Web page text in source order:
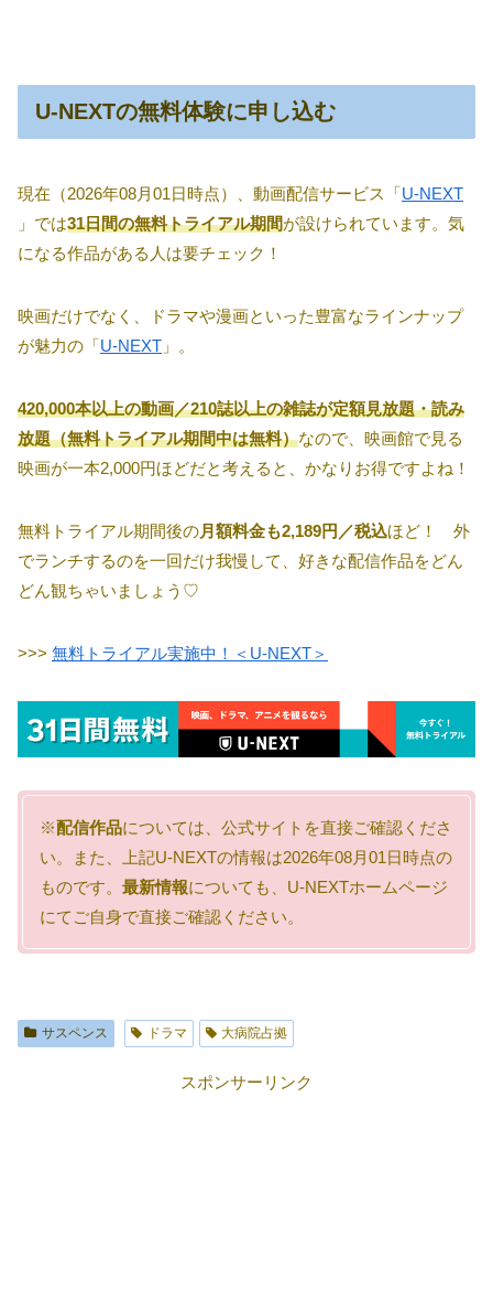
U-NEXTの無料体験に申し込む
現在（2026年08月01日時点）、動画配信サービス「U-NEXT
」では31日間の無料トライアル期間が設けられています。気
になる作品がある人は要チェック！
映画だけでなく、ドラマや漫画といった豊富なラインナップ
が魅力の「U-NEXT 」。
420,000本以上の動画／210誌以上の雑誌が定額見放題・読み
放題（無料トライアル期間中は無料）なので、映画館で見る
映画が一本2,000円ほどだと考えると、かなりお得ですよね！
無料トライアル期間後の月額料金も2,189円／税込ほど！ 外
でランチするのを一回だけ我慢して、好きな配信作品をどん
どん観ちゃいましょう♡
>>> 無料トライアル実施中！＜U-NEXT＞
※配信作品については、公式サイトを直接ご確認くださ
い。また、上記U-NEXTの情報は2026年08月01日時点の
ものです。 最新情報についても、U-NEXTホームページ
にてご自身で直接ご確認ください。
サスペンス ドラマ 大病院占拠
スポンサーリンク